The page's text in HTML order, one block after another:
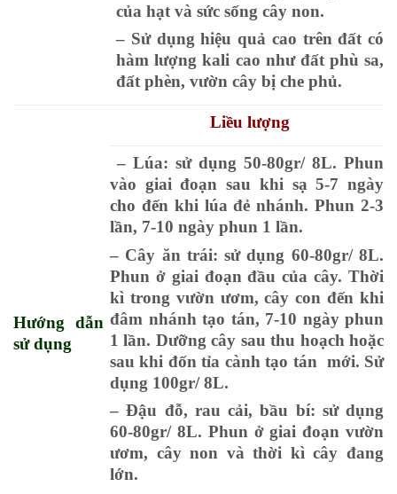
của hạt và sức sống cây non.
– Sử dụng hiệu quả cao trên đất có
hàm lượng kali cao như đất phù sa,
đất phèn, vườn cây bị che phủ.
Hướng dẫn
sử dụng
Liều lượng
– Lúa: sử dụng 50-80gr/ 8L. Phun
vào giai đoạn sau khi sạ 5-7 ngày
cho đến khi lúa đẻ nhánh. Phun 2-3
lần, 7-10 ngày phun 1 lần.
– Cây ăn trái: sử dụng 60-80gr/ 8L.
Phun ở giai đoạn đầu của cây. Thời
kì trong vườn ươm, cây con đến khi
đâm nhánh tạo tán, 7-10 ngày phun
1 lần. Dưỡng cây sau thu hoạch hoặc
sau khi đốn tỉa cành tạo tán mới. Sử
dụng 100gr/ 8L.
– Đậu đỗ, rau cải, bầu bí: sử dụng
60-80gr/ 8L. Phun ở giai đoạn vườn
ươm, cây non và thời kì cây đang
lớn.